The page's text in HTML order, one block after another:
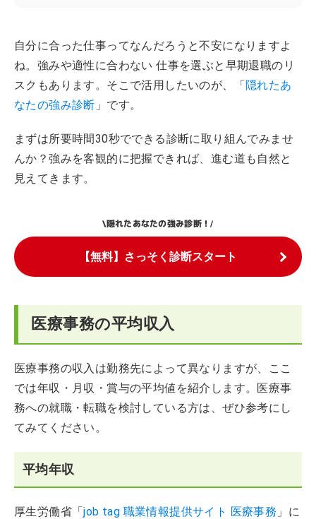
自分に合った仕事ってなんだろうと不安になりますよ
ね。強みや適性に合わない 仕事を選ぶと早期退職のリ
スクもあります。そこで活用したいのが、「隠れたあ
なたの強み診断 」です。
まずは所要時間30秒でできる診断に取り組んでみませ
んか？強みを客観的に把握できれば、進む道も自然と
見えてきます。
\隠れたあなたの強み診断！/
【無料】さっそく診断スタート
医療事務の平均収入
医療事務の収入は勤務先によって異なりますが、ここ
では年収・月収・賞与の平均値を紹介します。医療事
務への就職・転職を検討している方は、ぜひ参考にし
てみてください。
平均年収
厚生労働省「job tag 職業情報提供サイト 医療事務 」に